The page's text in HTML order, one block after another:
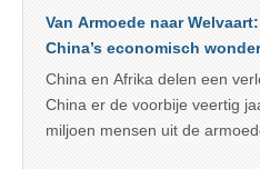
Van Armoede naar
China’s economisch wonder
China en Afrika delen een
China er de voorbije veertig
miljoen mensen uit de